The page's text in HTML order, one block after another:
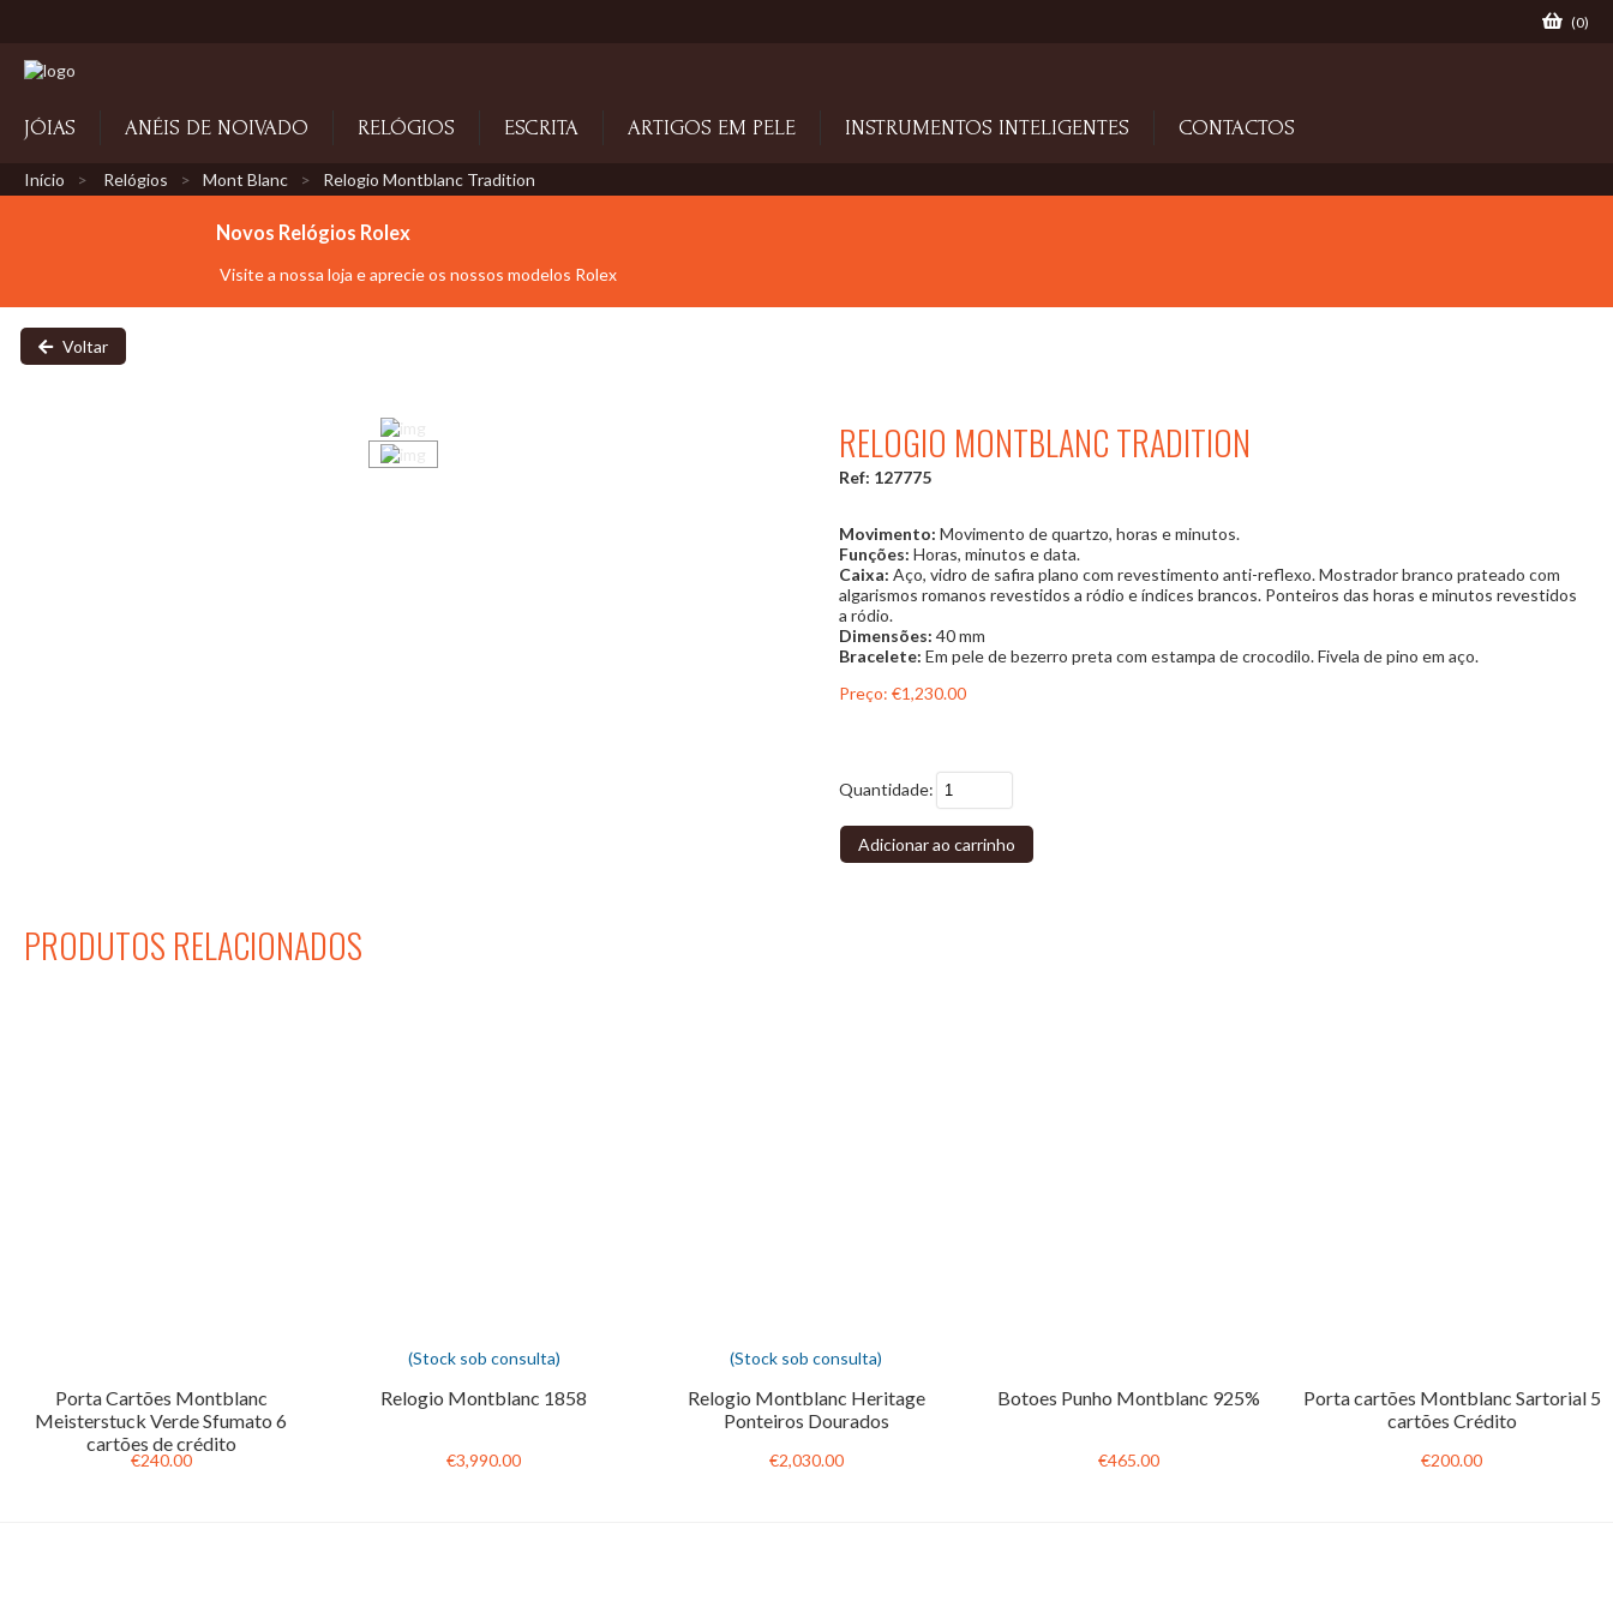
(0)
JÓIAS ANÉIS DE NOIVADO RELÓGIOS ESCRITA ARTIGOS EM PELE INSTRUMENTOS INTELIGENTES CONTACTOS
Início Relógios Mont Blanc Relogio Montblanc Tradition
Novos Relógios Rolex
Visite a nossa loja e aprecie os nossos modelos Rolex
Voltar
RELOGIO MONTBLANC TRADITION
Ref: 127775
Movimento: Movimento de quartzo, horas e minutos.
Funções: Horas, minutos e data.
Caixa: Aço, vidro de safira plano com revestimento anti-reflexo. Mostrador branco prateado com
algarismos romanos revestidos a ródio e índices brancos. Ponteiros das horas e minutos revestidos
a ródio.
Dimensões: 40 mm
Bracelete: Em pele de bezerro preta com estampa de crocodilo. Fivela de pino em aço.
Preço: €1,230.00
Quantidade:
Adicionar ao carrinho
PRODUTOS RELACIONADOS
Porta Cartões Montblanc
Meisterstuck Verde Sfumato 6
cartões de crédito
€240.00
(Stock sob consulta)
Relogio Montblanc 1858
€3,990.00
(Stock sob consulta)
Relogio Montblanc Heritage
Ponteiros Dourados
€2,030.00
Botoes Punho Montblanc 925%
€465.00
Porta cartões Montblanc Sartorial 5
cartões Crédito
€200.00